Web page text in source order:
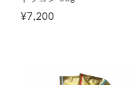
¥7,200